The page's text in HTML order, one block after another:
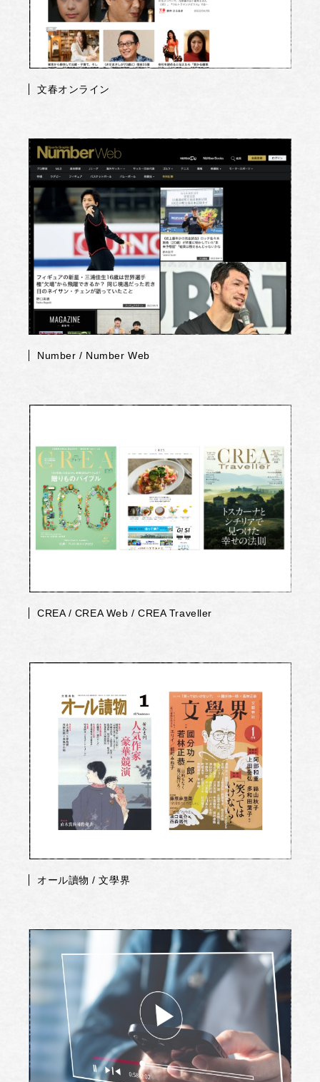
文春オンライン
Number / Number Web
CREA / CREA Web / CREA Traveller
オール讀物 / 文學界